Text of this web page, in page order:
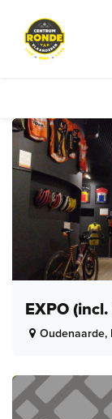
EXPO
Oudenaarde,